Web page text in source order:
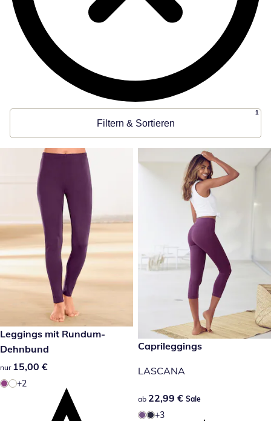
Filtern & Sortieren
1
15,00 €
Leggings mit Rundum-
Dehnbund
15,00 €
nur 15,00 €
+2
22,99 €
Sale
Caprileggings
LASCANA
22,99 €
ab 22,99 € Sale
+3